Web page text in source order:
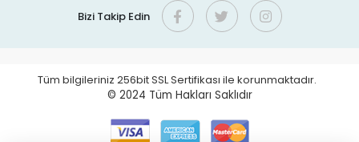
Bizi Takip Edin
Tüm bilgileriniz 256bit SSL Sertifikası ile korunmaktadır.
© 2024 Tüm Hakları Saklıdır